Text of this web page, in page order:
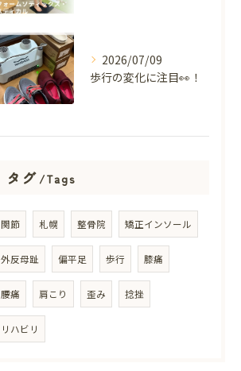
2026/07/09
歩行の変化に注目👀！
タグ Tags
関節 札幌 整骨院 矯正インソール
外反母趾 偏平足 歩行 膝痛
腰痛 肩こり 歪み 捻挫
リハビリ